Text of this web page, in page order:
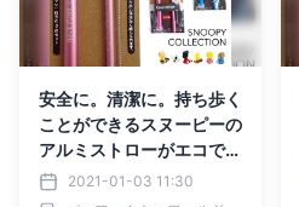
安全に。清潔に。持ち歩く
ことができるスヌーピーの
アルミストローがエコで隠
れたヒット商品に。
2021-01-03 11:30